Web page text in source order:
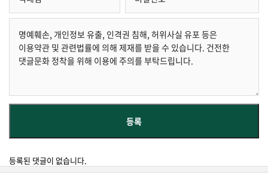
등록된 댓글이 없습니다.